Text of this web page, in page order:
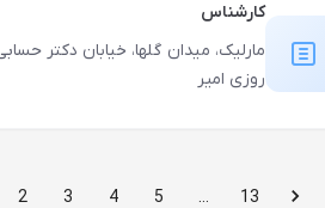
کارشناس
مارلیک، میدان گلها، خیابان دکتر
روزی امیر
2 3 4 5 13